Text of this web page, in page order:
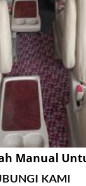
Manual
KAMI